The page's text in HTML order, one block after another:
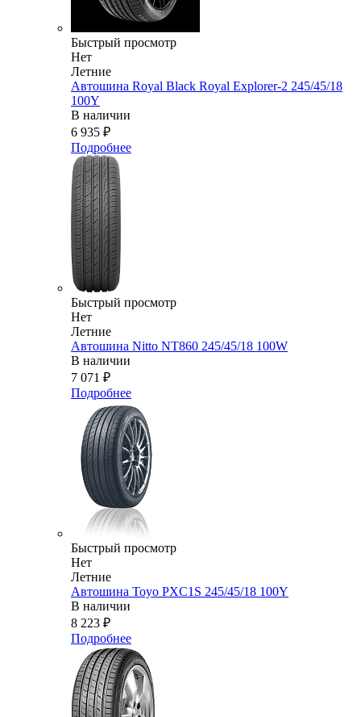
Быстрый просмотр
Нет
Летние
Автошина Royal Black Royal Explorer-2 245/45/18
100Y
В наличии
6 935 ₽
Подробнее
Быстрый просмотр
Нет
Летние
Автошина Nitto NT860 245/45/18 100W
В наличии
7 071 ₽
Подробнее
Быстрый просмотр
Нет
Летние
Автошина Toyo PXC1S 245/45/18 100Y
В наличии
8 223 ₽
Подробнее